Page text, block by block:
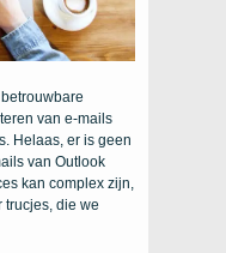
van e-mails
Helaas, er is geen
van Outlook
kan complex zijn,
trucjes, die we